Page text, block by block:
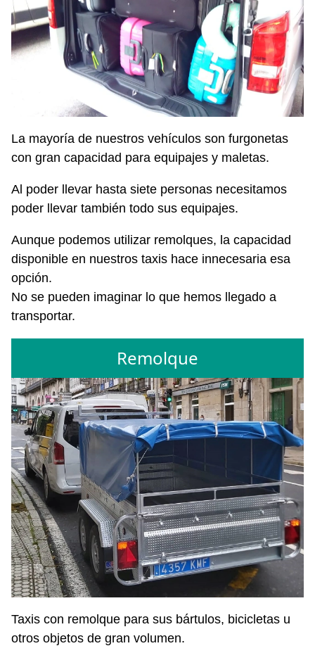
La mayoría de nuestros vehículos son furgonetas
con gran capacidad para equipajes y maletas.
Al poder llevar hasta siete personas necesitamos
poder llevar también todo sus equipajes.
Aunque podemos utilizar remolques, la capacidad
disponible en nuestros taxis hace innecesaria esa
opción.
No se pueden imaginar lo que hemos llegado a
transportar.
Remolque
Taxis con remolque para sus bártulos, bicicletas u
otros objetos de gran volumen.